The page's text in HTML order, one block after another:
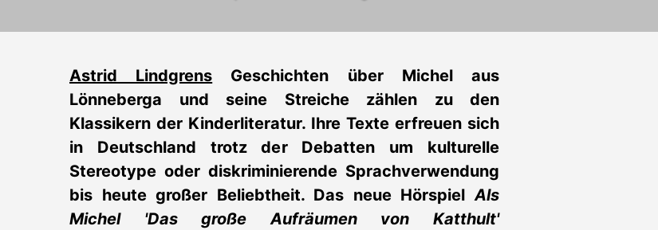
Astrid Lindgrens Geschichten über Michel aus
Lönneberga und seine Streiche zählen zu den
Klassikern der Kinderliteratur. Ihre Texte erfreuen sich
in Deutschland trotz der Debatten um kulturelle
Stereotype oder diskriminierende Sprachverwendung
bis heute großer Beliebtheit. Das neue HörspielAls
Michel 'Das große Aufräumen von Katthult'